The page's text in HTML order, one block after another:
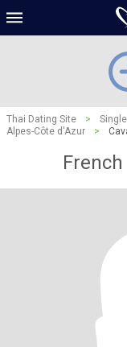
Thai Dating Site >
Alpes-Côte d'Azur
>